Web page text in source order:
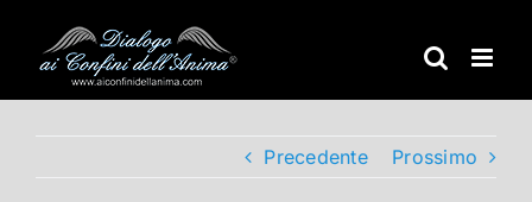
contenuto
Precedente Prossimo